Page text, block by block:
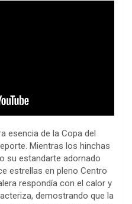
esencia de la Copa del
Mientras los hinchas
su estandarte adornado
estrellas en pleno Centro
respondía con el calor y
demostrando que la